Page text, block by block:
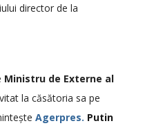
director de la
Ministru de Externe al
la căsătoria sa pe
Agerpres. Putin